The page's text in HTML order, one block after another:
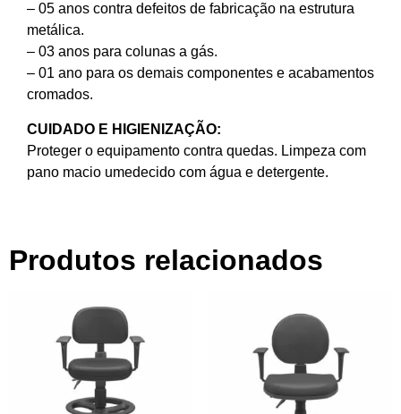
– 05 anos contra defeitos de fabricação na estrutura
metálica.
– 03 anos para colunas a gás.
– 01 ano para os demais componentes e acabamentos
cromados.
CUIDADO E HIGIENIZAÇÃO:
Proteger o equipamento contra quedas. Limpeza com
pano macio umedecido com água e detergente.
Produtos relacionados